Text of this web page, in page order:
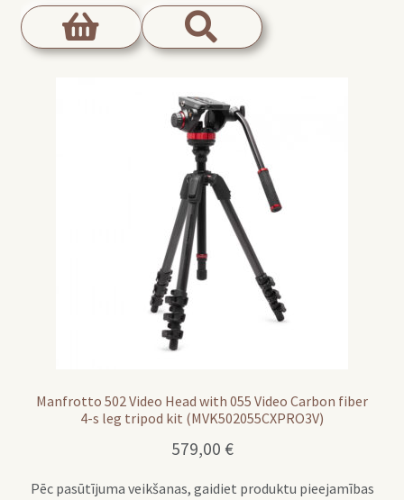
Manfrotto 502 Video Head with 055 Video Carbon fiber
4-s leg tripod kit (MVK502055CXPRO3V)
579,00 €
Pēc pasūtījuma veikšanas, gaidiet produktu pieejamības